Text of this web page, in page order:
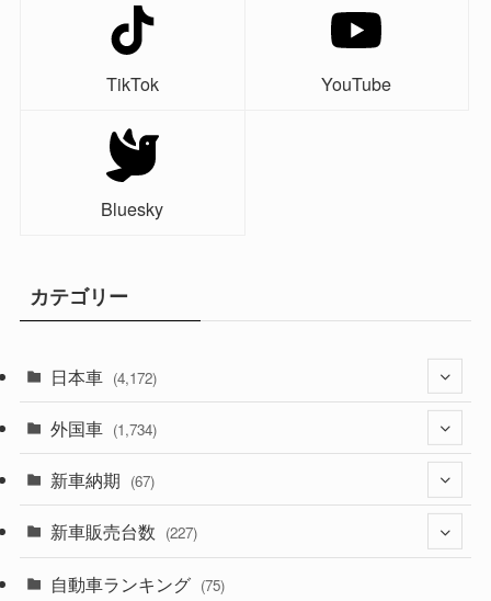
TikTok YouTube
Bluesky
カテゴリー
日本車 (4,172)
(1,321)
(329)
(525)
外国車 (1,734)
(242)
新車納期 (67)
(28)
(8)
新車販売台数 (227)
(21)
自動車ランキング (75)